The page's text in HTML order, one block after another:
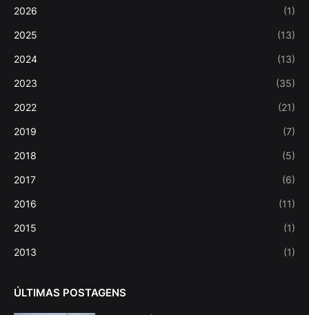
2026 (1)
2025 (13)
2024 (13)
2023 (35)
2022 (21)
2019 (7)
2018 (5)
2017 (6)
2016 (11)
2015 (1)
2013 (1)
ÚLTIMAS POSTAGENS